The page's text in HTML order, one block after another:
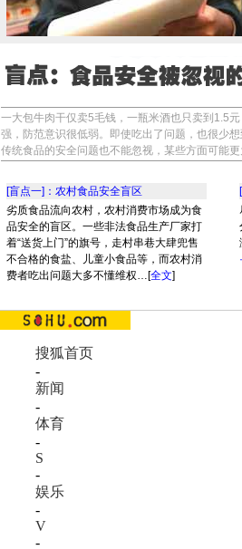
一大包牛肉干仅卖5毛钱，一瓶米酒也只卖到1.5
强，防范意识很低弱。即使吃出了问题，也很少
传统食品的安全问题也不能忽视，某些方面可能
[盲点一]：农村食品安全盲区
劣质食品流向农村，农村消费市场成为食
品安全的盲区。一些非法食品生产厂家打
着“送货上门”的旗号，走村串巷大肆兜售
不合格的食盐、儿童小食品等，而农村消
费者吃出问题大多不懂维权…[全文]